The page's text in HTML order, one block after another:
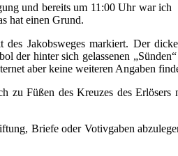
und bereits um 11:00 Uhr war
hat einen Grund.
Jakobsweges markiert. Der
hinter sich gelassenen
aber keine weiteren Angaben
Füßen des Kreuzes des Erlösers
Briefe oder Votivgaben